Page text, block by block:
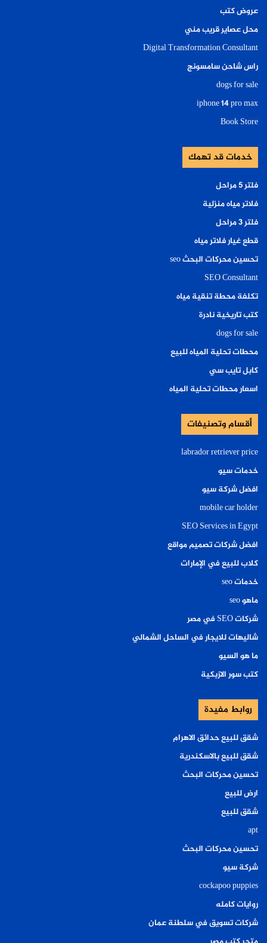
عروض كتب
محل عصاير قريب مني
Digital Transformation Consultant
راس شاحن سامسونج
dogs for sale
iphone 14 pro max
Book Store
خدمات قد تهمك
فلتر ٥ مراحل
فلاتر مياه منزلية
فلتر ٣ مراحل
قطع غيار فلاتر مياه
تحسين محركات البحث seo
SEO Consultant
تكلفة محطة تنقية مياه
كتب تاريخية نادرة
dogs for sale
محطات تحلية المياه للبيع
كابل تايب سي
اسعار محطات تحلية المياه
أقسام وتصنيفات
labrador retriever price
خدمات سيو
افضل شركة سيو
mobile car holder
SEO Services in Egypt
افضل شركات تصميم مواقع
كلاب للبيع في الإمارات
خدمات seo
ماهو seo
شركات SEO في مصر
شاليهات للايجار في الساحل الشمالي
ما هو السيو
كتب سور الازبكية
روابط مفيدة
شقق للبيع حدائق الاهرام
شقق للبيع بالاسكندرية
تحسين محركات البحث
ارض للبيع
شقق للبيع
apt
تحسين محركات البحث
شركة سيو
cockapoo puppies
روايات كامله
شركات تسويق في سلطنة عمان